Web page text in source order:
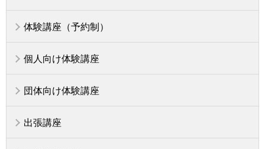
体験講座（予約制）
個人向け体験講座
団体向け体験講座
出張講座